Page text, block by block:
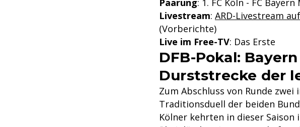
Paarung: 1. FC Köln - FC Bayern
Livestream: ARD-Livestream
(Vorberichte)
Live im Free-TV: Das Erste
DFB-Pokal:
Durststrecke der
Zum Abschluss von Runde
Traditionsduell der beiden
Kölner kehrten in dieser